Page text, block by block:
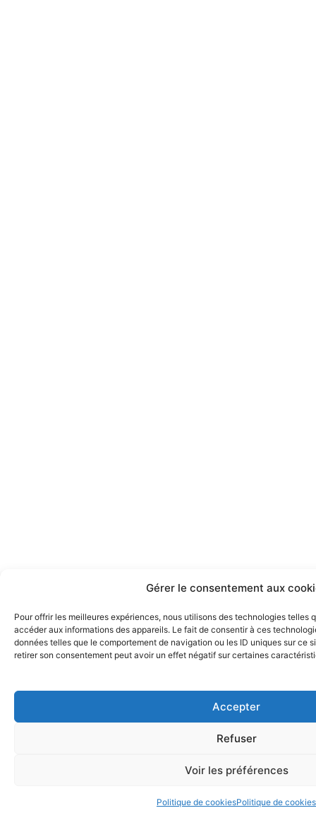
Gérer le consentement aux
Pour offrir les meilleures expériences, nous utilisons des technologies telles
accéder aux informations des appareils. Le fait de consentir à ces
données telles que le comportement de navigation ou les ID uniques sur ce
retirer son consentement peut avoir un effet négatif sur certaines
Accepter
Refuser
Voir les préférences
Politique de cookiesPolitique de cookies